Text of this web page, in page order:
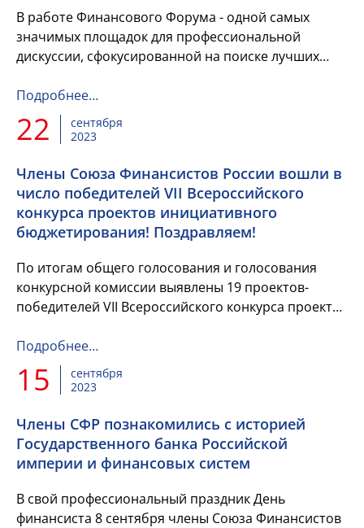
В работе Финансового Форума - одной самых
значимых площадок для профессиональной
дискуссии, сфокусированной на поиске лучших
приняли участие руководители Союза ...
Подробнее…
22
сентября
2023
Члены Союза Финансистов России вошли в
число победителей VII Всероссийского
конкурса проектов инициативного
бюджетирования! Поздравляем!
По итогам общего голосования и голосования
конкурсной комиссии выявлены 19 проектов-
победителей VII Всероссийского конкурса проектов
конкурса выступает НИФИ...
Подробнее…
15
сентября
2023
Члены СФР познакомились с историей
Государственного банка Российской
империи и финансовых систем
В свой профессиональный праздник День
финансиста 8 сентября члены Союза Финансистов